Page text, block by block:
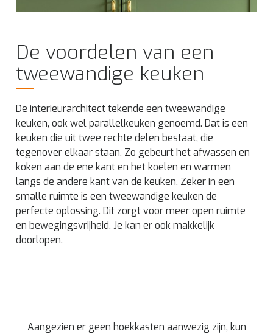
De voordelen van een
tweewandige keuken
De interieurarchitect tekende een tweewandige
keuken, ook wel parallelkeuken genoemd. Dat is een
keuken die uit twee rechte delen bestaat, die
tegenover elkaar staan. Zo gebeurt het afwassen en
koken aan de ene kant en het koelen en warmen
langs de andere kant van de keuken. Zeker in een
smalle ruimte is een tweewandige keuken de
perfecte oplossing. Dit zorgt voor meer open ruimte
en bewegingsvrijheid. Je kan er ook makkelijk
doorlopen.
Aangezien er geen hoekkasten aanwezig zijn, kun